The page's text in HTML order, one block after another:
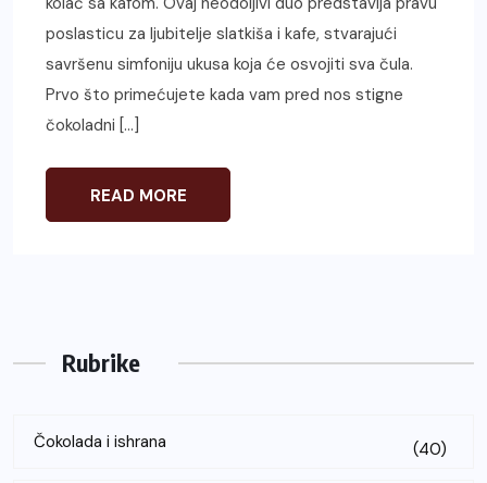
poslasticu za ljubitelje slatkiša i kafe, stvarajući
savršenu simfoniju ukusa koja će osvojiti sva čula.
Prvo što primećujete kada vam pred nos stigne
čokoladni […]
READ MORE
Rubrike
Čokolada i ishrana (40)